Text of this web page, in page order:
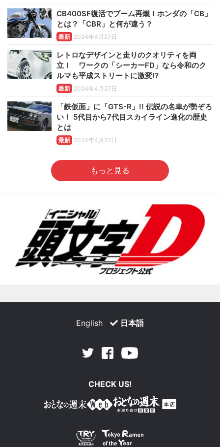
CB400SF復活でブーム再燃！ホンダの「CB」
とは？「CBR」と何が違う？
最新 2024年4月27日
レトロなデザインと走りのクオリティを両
立！ ワークの「シーカーFD」なら令和のク
ルマも平成ストリートに激変!?
最新 2024年4月27日
「鉄仮面」に「GTS-R」!! 伝説の名車が勢ぞろ
い！ 5代目から7代目スカイライン進化の歴史
とは
最新 2024年4月27日
もっと見る
English 日本語
Twitter Facebook
CHECK US!